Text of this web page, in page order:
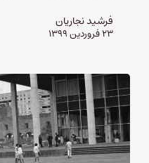
فرشید نجاریان
۲۳ فروردین ۱۳۹۹